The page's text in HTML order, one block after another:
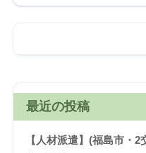
最近の投稿
【人材派遣】(福島市・2